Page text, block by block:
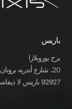
باريس
برج يوروبلازا
20، شارع أندريه بروتان
92927 باريس لا ديفانس سيدكس